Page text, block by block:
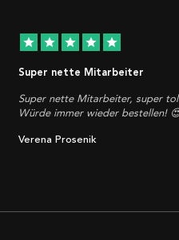
star star star star star
Super nette Mitarbeiter
Super nette Mitarbeiter, super
Würde immer wieder bestellen!
Verena Prosenik